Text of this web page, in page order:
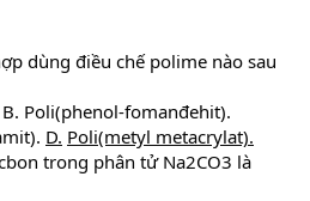
dùng điều chế polime nào sau
Poli(phenol-fomanđehit).
D. Poli(metyl metacrylat).
trong phân tử Na2CO3 là